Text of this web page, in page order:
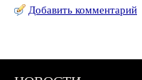
Добавить комментарий